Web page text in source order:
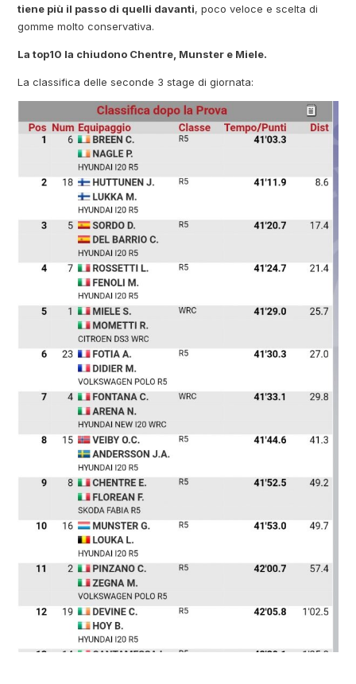
tiene più il passo di quelli davanti, poco veloce e scelta di
gomme molto conservativa.
La top10 la chiudono Chentre, Munster e Miele.
La classifica delle seconde 3 stage di giornata: